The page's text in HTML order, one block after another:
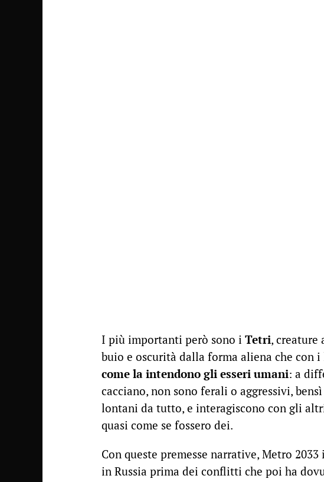
I più importanti però sono i Tetri, creature
buio e oscurità dalla forma aliena che con i
come la intendono gli esseri umani: a
cacciano, non sono ferali o aggressivi,
lontani da tutto, e interagiscono con gli
quasi come se fossero dei.
Con queste premesse narrative, Metro
in Russia prima dei conflitti che poi ha